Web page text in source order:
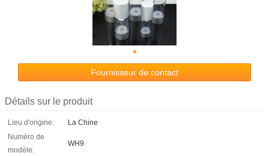
Fournisseur de contact
Détails sur le produit
Lieu d'origine:
La Chine
Numéro de
modèle:
WH9